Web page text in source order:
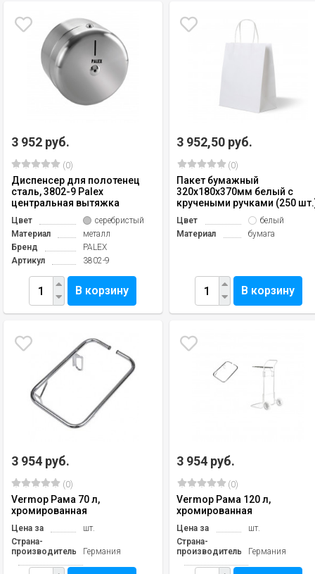
3 952 руб.
(0)
Диспенсер для полотенец
сталь, 3802-9 Palex
центральная вытяжка
Цвет
серебристый
Материал
металл
Бренд
PALEX
Артикул
3802-9
В корзину
3 952,50 руб.
(0)
Пакет бумажный
320х180х370мм белый с
кручеными ручками (250
Цвет
белый
Материал
бумага
В корзину
3 954 руб.
(0)
Vermop Рама 70 л,
хромированная
Цена за
шт.
Страна-
производитель
Германия
3 954 руб.
(0)
Vermop Рама 120 л,
хромированная
Цена за
шт.
Страна-
производитель
Германия